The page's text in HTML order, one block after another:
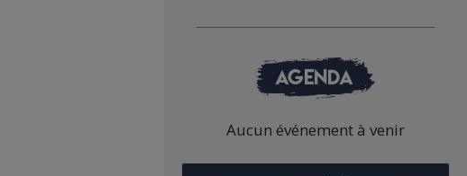
AGENDA
Aucun événement à venir